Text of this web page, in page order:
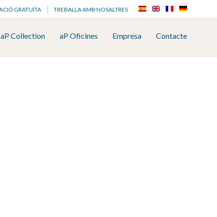
GRATUÏTA TREBALLA AMB NOSALTRES
aP Collection aP Oficines Empresa Contacte